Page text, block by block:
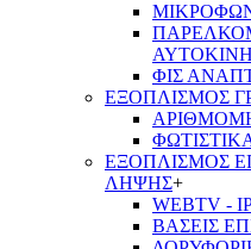
ΦΙΣ
ΕΞΟΠΛΙΣΜΟΣ
ΕΞΟΠΛΙΣΜΟΣ
ΛΗΨΗΣ+
WEBTV -
ΒΑΣΕΙΣ